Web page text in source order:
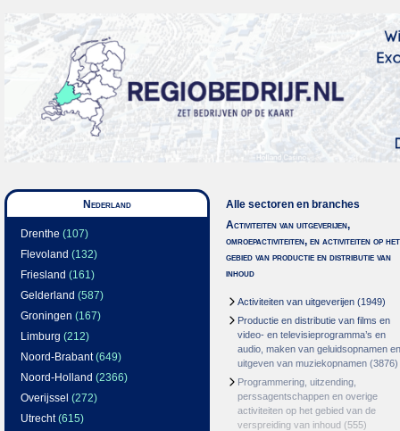
Nederland
Drenthe (107)
Flevoland (132)
Friesland (161)
Gelderland (587)
Groningen (167)
Limburg (212)
Noord-Brabant(649)
Noord-Holland (2366)
Overijssel (272)
Utrecht(615)
Alle sectoren en branches
Activiteiten van uitgeverijen,
omroepactiviteiten, en activiteiten op het
gebied van productie en distributie van
inhoud
Activiteiten van uitgeverijen (1949)
Productie en distributie van films en
video- en televisieprogramma’s en
audio, maken van geluidsopnamen en
uitgeven van muziekopnamen (3876)
Programmering, uitzending,
perssagentschappen en overige
activiteiten op het gebied van de
verspreiding van inhoud (555)